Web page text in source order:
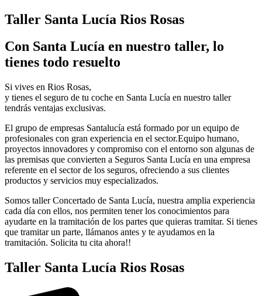
Taller Santa Lucía Rios Rosas
Con Santa Lucía en nuestro taller, lo
tienes todo resuelto
Si vives en Rios Rosas,
y tienes el seguro de tu coche en Santa Lucía en nuestro taller
tendrás ventajas exclusivas.
El grupo de empresas Santalucía está formado por un equipo de
profesionales con gran experiencia en el sector.Equipo humano,
proyectos innovadores y compromiso con el entorno son algunas de
las premisas que convierten a Seguros Santa Lucía en una empresa
referente en el sector de los seguros, ofreciendo a sus clientes
productos y servicios muy especializados.
Somos taller Concertado de Santa Lucía, nuestra amplia experiencia
cada día con ellos, nos permiten tener los conocimientos para
ayudarte en la tramitación de los partes que quieras tramitar. Si tienes
que tramitar un parte, llámanos antes y te ayudamos en la
tramitación. Solicita tu cita ahora!!
Taller Santa Lucía Rios Rosas